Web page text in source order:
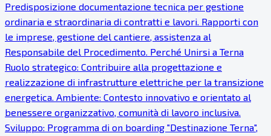
Predisposizione documentazione tecnica per gestione
ordinaria e straordinaria di contratti e lavori. Rapporti con
le imprese, gestione del cantiere, assistenza al
Responsabile del Procedimento. Perché Unirsi a Terna
Ruolo strategico: Contribuire alla progettazione e
realizzazione di infrastrutture elettriche per la transizione
energetica. Ambiente: Contesto innovativo e orientato al
benessere organizzativo, comunità di lavoro inclusiva.
Sviluppo: Programma di on boarding "Destinazione Terna",